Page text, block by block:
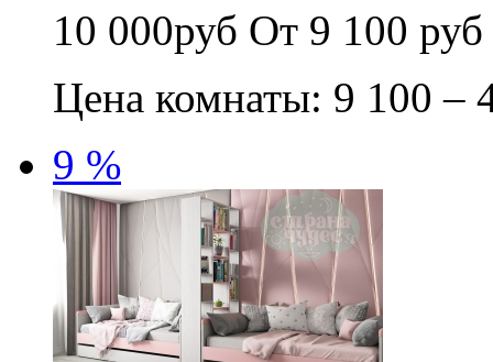
10 000руб От 9 100 руб
Цена комнаты: 9 100 –
9 %